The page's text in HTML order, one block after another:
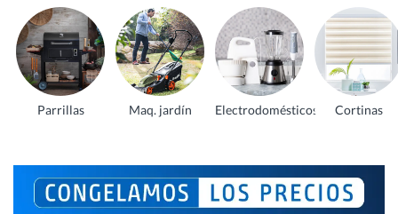
Parrillas Maq. jardín Electrodomésticos Cortinas